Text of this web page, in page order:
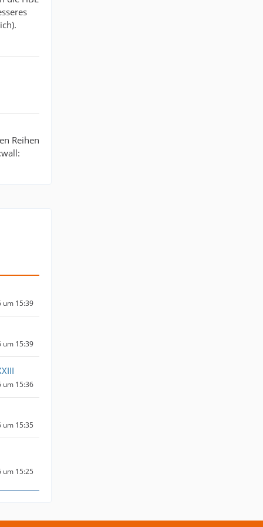
Reihen
um 15:39
um 15:39
um 15:36
um 15:35
um 15:25